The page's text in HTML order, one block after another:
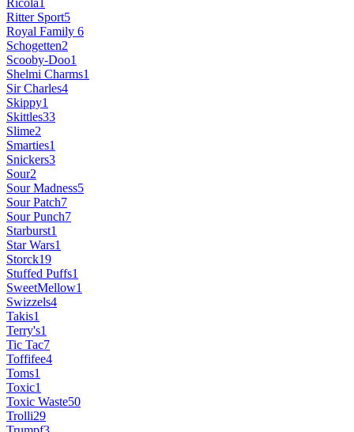
Ritter Sport5
Royal Family 6
Schogetten2
Scooby-Doo1
Shelmi Charms1
Sir Charles4
Skippy1
Skittles33
Slime2
Smarties1
Snickers3
Sour2
Sour Madness5
Sour Patch7
Sour Punch7
Starburst1
Star Wars1
Storck19
Stuffed Puffs1
SweetMellow1
Swizzels4
Takis1
Terry's1
Tic Tac7
Toffifee4
Toms1
Toxic1
Toxic Waste50
Trolli29